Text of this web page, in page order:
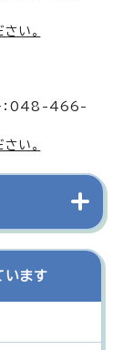
い。
：048-466-
い。
います